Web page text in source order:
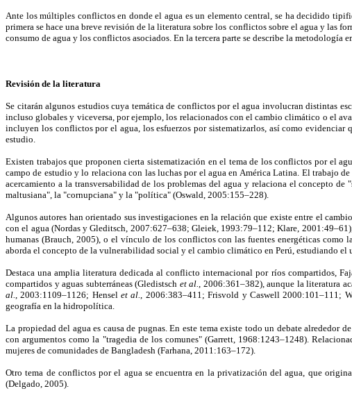
Ante los múltiples conflictos en donde el agua es un elemento central, se ha decidido
primera se hace una breve revisión de la literatura sobre los conflictos sobre el agua y las
consumo de agua y los conflictos asociados. En la tercera parte se describe la
Revisión de la literatura
Se citarán algunos estudios cuya temática de conflictos por el agua involucran distintas
incluso globales y viceversa, por ejemplo, los relacionados con el cambio climático o el
incluyen los conflictos por el agua, los esfuerzos por sistematizarlos, así como evidenciar
estudio.
Existen trabajos que proponen cierta sistematización en el tema de los conflictos por el
campo de estudio y lo relaciona con las luchas por el agua en América Latina. El trabajo
acercamiento a la transversabilidad de los problemas del agua y relaciona el concepto
maltusiana", la "cornupciana" y la "política" (Oswald, 2005:155–228).
Algunos autores han orientado sus investigaciones en la relación que existe entre el
con el agua (Nordas y Gleditsch, 2007:627–638; Gleiek, 1993:79–112; Klare,
humanas (Brauch, 2005), o el vínculo de los conflictos con las fuentes energéticas
aborda el concepto de la vulnerabilidad social y el cambio climático en Perú, estudiando el
Destaca una amplia literatura dedicada al conflicto internacional por ríos compartidos,
compartidos y aguas subterráneas (Gledistsch et al., 2006:361–382), aunque la literatura
al., 2003:1109–1126; Henselet al., 2006:383–411; Frisvold y Caswell 2000:101–111;
geografía en la hidropolítica.
La propiedad del agua es causa de pugnas. En este tema existe todo un debate
con argumentos como la "tragedia de los comunes" (Garrett, 1968:1243–1248).
mujeres de comunidades de Bangladesh (Farhana, 2011:163–172).
Otro tema de conflictos por el agua se encuentra en la privatización del agua, que
(Delgado, 2005).